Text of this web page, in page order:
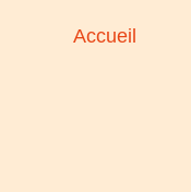
Accueil